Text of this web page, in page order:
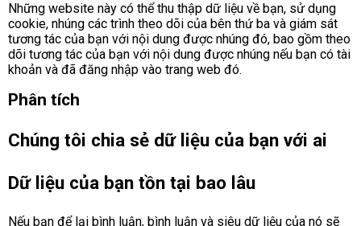
Những website này có thể thu thập dữ liệu về bạn, sử dụng
cookie, nhúng các trình theo dõi của bên thứ ba và giám sát
tương tác của bạn với nội dung được nhúng đó, bao gồm theo
dõi tương tác của bạn với nội dung được nhúng nếu bạn có tài
khoản và đã đăng nhập vào trang web đó.
Phân tích
Chúng tôi chia sẻ dữ liệu của bạn với ai
Dữ liệu của bạn tồn tại bao lâu
Nếu bạn để lại bình luận, bình luận và siêu dữ liệu của nó sẽ